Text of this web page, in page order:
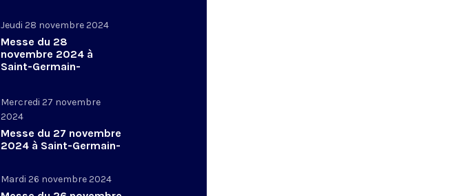
Jeudi 28 novembre 2024
Messe du 28
novembre 2024 à
Saint-Germain-
Mercredi 27 novembre
2024
Messe du 27 novembre
2024 à Saint-Germain-
Mardi 26 novembre 2024